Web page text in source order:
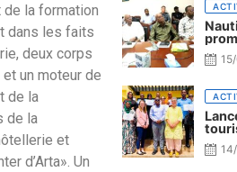
la formation
dans les faits
deux corps
un moteur de
de la
de la
et
d’Arta». Un